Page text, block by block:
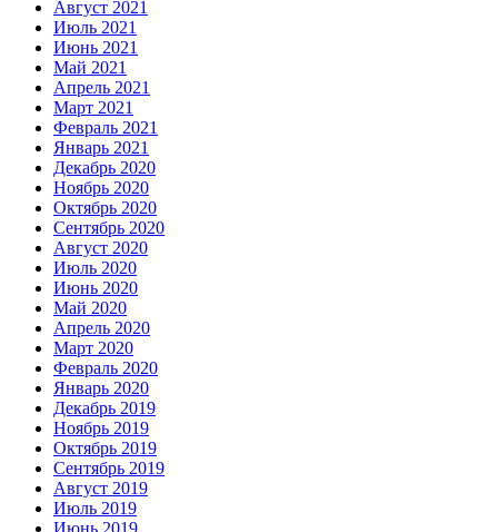
Август 2021
Июль 2021
Июнь 2021
Май 2021
Апрель 2021
Март 2021
Февраль 2021
Январь 2021
Декабрь 2020
Ноябрь 2020
Октябрь 2020
Сентябрь 2020
Август 2020
Июль 2020
Июнь 2020
Май 2020
Апрель 2020
Март 2020
Февраль 2020
Январь 2020
Декабрь 2019
Ноябрь 2019
Октябрь 2019
Сентябрь 2019
Август 2019
Июль 2019